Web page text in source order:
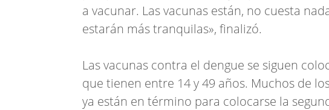
a vacunar. Las vacunas están, no cuesta
estarán más tranquilas», finalizó.
Las vacunas contra el dengue se siguen
que tienen entre 14 y 49 años. Muchos de
ya están en término para colocarse la